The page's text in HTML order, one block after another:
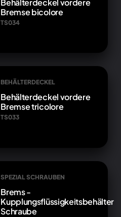
Behälterdeckel vordere
Bremse bicolore
TS034
BEHÄLTERDECKEL
Behälterdeckel vordere
Bremse tricolore
TS033
SPEZIAL SCHRAUBEN
Brems -
Kupplungsflüssigkeitsbehälter
Schraube